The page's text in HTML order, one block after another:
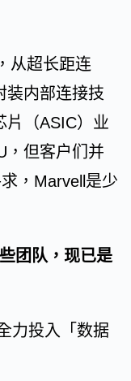
从超长距连
装内部连接技
片（ASIC）业
，但客户们并
，Marvell是少
团队，现已是
力投入「数据